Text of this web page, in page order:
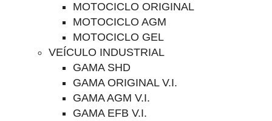
MOTOCICLO ORIGINAL
MOTOCICLO AGM
MOTOCICLO GEL
VEÍCULO INDUSTRIAL
GAMA SHD
GAMA ORIGINAL V.I.
GAMA AGM V.I.
GAMA EFB V.I.